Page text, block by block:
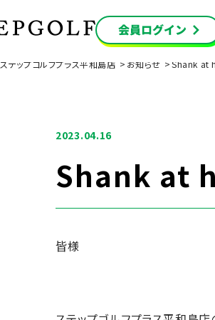
ステップゴルフプラス平和島店 お知らせ Shank at
2023.04.16
Shank at
皆様